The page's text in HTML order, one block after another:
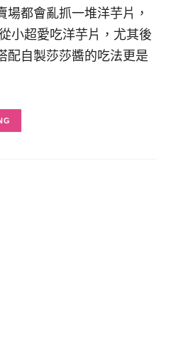
都會亂抓一堆洋芋片，
小超愛吃洋芋片，尤其後
配自製莎莎醬的吃法更是